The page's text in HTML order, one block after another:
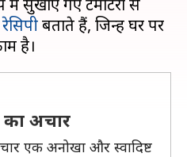
गए टमाटरों से
रेसिपीबताते हैं, जिन्हें घर पर
अचार
एक अनोखा और स्वादिष्ट